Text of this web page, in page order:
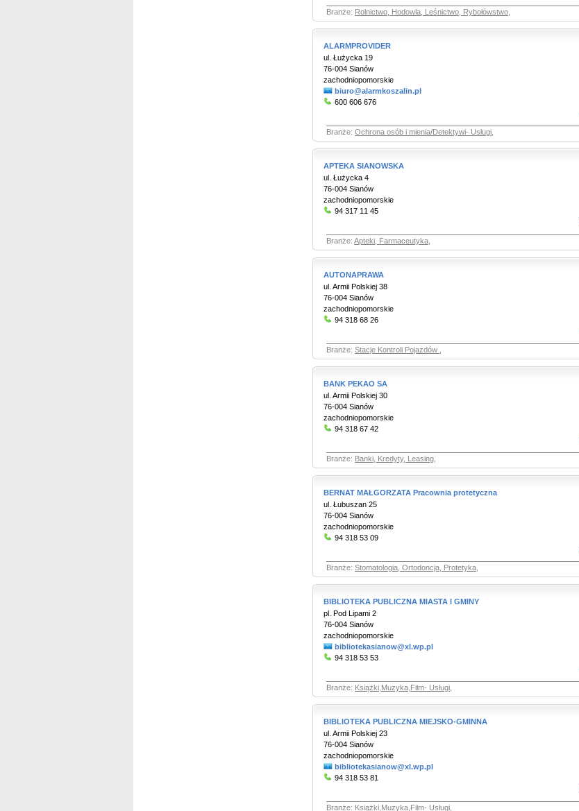
Branże: Rolnictwo, Hodowla, Leśnictwo, Rybołówstwo
ALARMPROVIDER
ul. Łużycka 19
76-004 Sianów
zachodniopomorskie
biuro@alarmkoszalin.pl
600 606 676
Branże: Ochrona osób i mienia/Detektywi- Usługi
APTEKA SIANOWSKA
ul. Łużycka 4
76-004 Sianów
zachodniopomorskie
94 317 11 45
Branże: Apteki, Farmaceutyka
AUTONAPRAWA
ul. Armii Polskiej 38
76-004 Sianów
zachodniopomorskie
94 318 68 26
Branże: Stacje Kontroli Pojazdów
BANK PEKAO SA
ul. Armii Polskiej 30
76-004 Sianów
zachodniopomorskie
94 318 67 42
Branże: Banki, Kredyty, Leasing
BERNAT MAŁGORZATA Pracownia protetyczna
ul. Łubuszan 25
76-004 Sianów
zachodniopomorskie
94 318 53 09
Branże: Stomatologia, Ortodoncja, Protetyka
BIBLIOTEKA PUBLICZNA MIASTA I GMINY
pl. Pod Lipami 2
76-004 Sianów
zachodniopomorskie
bibliotekasianow@xl.wp.pl
94 318 53 53
Branże: Książki,Muzyka,Film- Usługi
BIBLIOTEKA PUBLICZNA MIEJSKO-GMINNA
ul. Armii Polskiej 23
76-004 Sianów
zachodniopomorskie
bibliotekasianow@xl.wp.pl
94 318 53 81
Branże: Książki,Muzyka,Film- Usługi